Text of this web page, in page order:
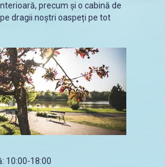
precum și o cabină de
dragii noștri oaspeți pe tot
10:00-18:00